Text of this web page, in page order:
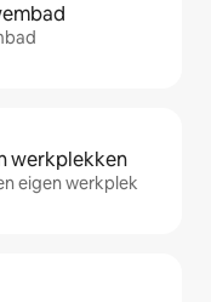
werkplekken
eigen werkplek